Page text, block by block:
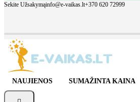
Sekite Užsakymąinfo@e-vaikas.lt+370 620 72999
NAUJIENOS SUMAŽINTA KAINA